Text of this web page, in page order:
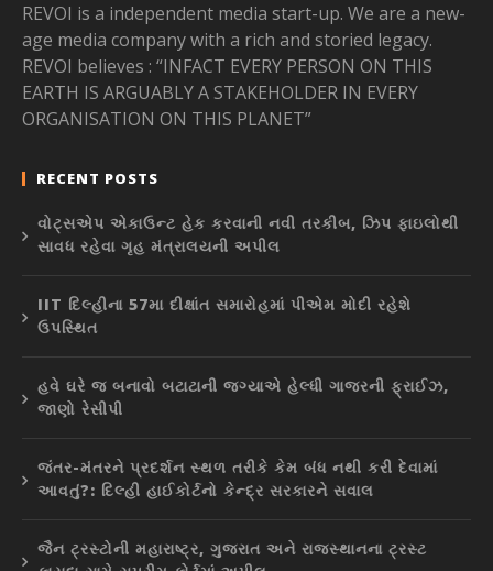
REVOI is a independent media start-up. We are a new-
age media company with a rich and storied legacy.
REVOI believes : “INFACT EVERY PERSON ON THIS
EARTH IS ARGUABLY A STAKEHOLDER IN EVERY
ORGANISATION ON THIS PLANET”
RECENT POSTS
વોટ્સએપ એકાઉન્ટ હેક કરવાની નવી તરકીબ, ઝિપ ફાઇલોથી
સાવધ રહેવા ગૃહ મંત્રાલયની અપીલ
IIT દિલ્હીના 57મા દીક્ષાંત સમારોહમાં પીએમ મોદી રહેશે
ઉપસ્થિત
હવે ઘરે જ બનાવો બટાટાની જગ્યાએ હેલ્ધી ગાજરની ફ્રાઈઝ,
જાણો રેસીપી
જંતર-મંતરને પ્રદર્શન સ્થળ તરીકે કેમ બંધ નથી કરી દેવામાં
આવતું?: દિલ્હી હાઈકોર્ટનો કેન્દ્ર સરકારને સવાલ
જૈન ટ્રસ્ટોની મહારાષ્ટ્ર, ગુજરાત અને રાજસ્થાનના ટ્રસ્ટ